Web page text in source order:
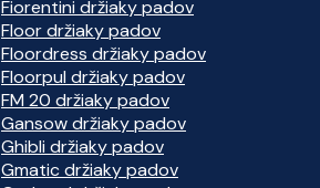
Fiorentini držiaky padov
Floor držiaky padov
Floordress držiaky padov
Floorpul držiaky padov
FM 20 držiaky padov
Gansow držiaky padov
Ghibli držiaky padov
Gmatic držiaky padov